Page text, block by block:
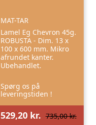
MAT-TAR
Lamel Eg Chevron 45g.
ROBUSTA - Dim. 13 x
100 x 600 mm. Mikro
afrundet kanter.
Ubehandlet.
Spørg os på
leveringstiden !
529,20 kr. 735,00 kr.